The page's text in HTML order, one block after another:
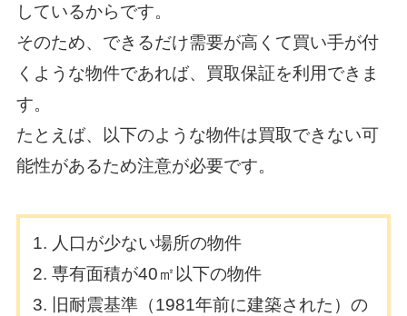
しているからです。
そのため、できるだけ需要が高くて買い手が付
くような物件であれば、買取保証を利用できま
す。
たとえば、以下のような物件は買取できない可
能性があるため注意が必要です。
人口が少ない場所の物件
専有面積が40㎡以下の物件
旧耐震基準（1981年前に建築された）の